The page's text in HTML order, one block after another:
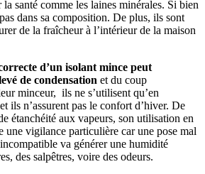
santé comme les laines minérales. Si bien
dans sa composition. De plus, ils sont
de la fraîcheur à l’intérieur de la maison
d’un isolant mince peut
de condensation et du coup
minceur, ils ne s’utilisent qu’en
ils n’assurent pas le confort d’hiver. De
étanchéité aux vapeurs, son utilisation en
une vigilance particulière car une pose mal
va générer une humidité
des salpêtres, voire des odeurs.